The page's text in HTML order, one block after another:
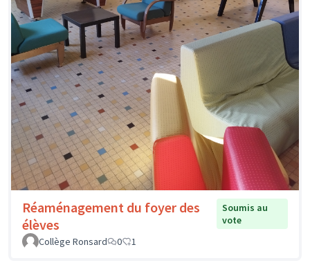
Réaménagement du foyer des
élèves
Soumis au
vote
Collège Ronsard
0 1